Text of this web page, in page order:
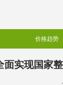
价格趋势
面实现国家